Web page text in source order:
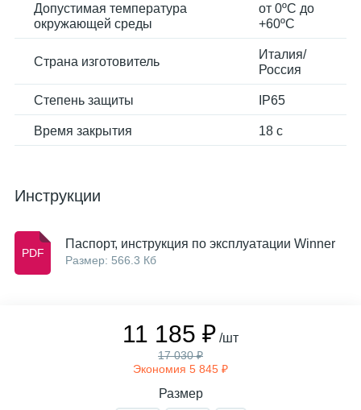
Допустимая температура
окружающей среды
от 0ºС до
+60ºС
Страна изготовитель
Италия/
Россия
Степень защиты IP65
Время закрытия 18 с
Инструкции
Паспорт, инструкция по эксплуатации Winner
Размер: 566.3 Кб
11 185 ₽ /шт
17 030 ₽
Экономия 5 845 ₽
Размер